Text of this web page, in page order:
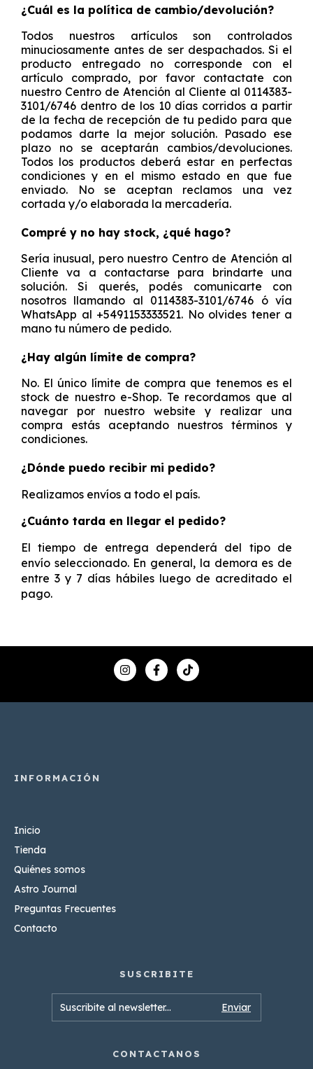
¿Cuál es la política de cambio/devolución?
Todos nuestros artículos son controlados
minuciosamente antes de ser despachados. Si el
producto entregado no corresponde con el
artículo comprado, por favor contactate con
nuestro Centro de Atención al Cliente al 0114383-
3101/6746 dentro de los 10 días corridos a partir
de la fecha de recepción de tu pedido para que
podamos darte la mejor solución. Pasado ese
plazo no se aceptarán cambios/devoluciones.
Todos los productos deberá estar en perfectas
condiciones y en el mismo estado en que fue
enviado. No se aceptan reclamos una vez
cortada y/o elaborada la mercadería.
Compré y no hay stock, ¿qué hago?
Sería inusual, pero nuestro Centro de Atención al
Cliente va a contactarse para brindarte una
solución. Si querés, podés comunicarte con
nosotros llamando al 0114383-3101/6746 ó vía
WhatsApp al +5491153333521. No olvides tener a
mano tu número de pedido.
¿Hay algún límite de compra?
No. El único límite de compra que tenemos es el
stock de nuestro e-Shop. Te recordamos que al
navegar por nuestro website y realizar una
compra estás aceptando nuestros términos y
condiciones.
¿Dónde puedo recibir mi pedido?
Realizamos envíos a todo el país.
¿Cuánto tarda en llegar el pedido?
El tiempo de entrega dependerá del tipo de
envío seleccionado. En general, la demora es de
entre 3 y 7 días hábiles luego de acreditado el
pago.
Inicio
Tienda
Quiénes somos
Astro Journal
Preguntas Frecuentes
Contacto